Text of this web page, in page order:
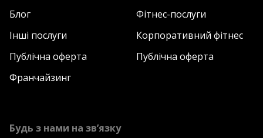
Блог
Фітнес-послуги
Інші послуги
Корпоративний фітнес
Публічна оферта
Публічна оферта
Франчайзинг
Будь з нами на зв’язку